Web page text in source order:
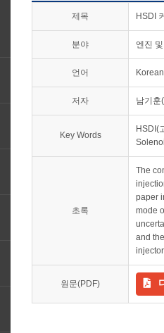
제목 HSDI
분야 엔진
언어 Korean
저자 남기훈
Key Words
HSDI(
초록
The
paper
mode
and
원문(PDF)